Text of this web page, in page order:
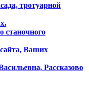
тротуарной
Ваших
Рассказово